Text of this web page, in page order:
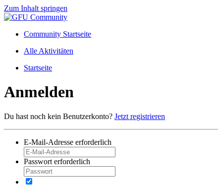
Zum Inhalt springen
Community Startseite
Alle Aktivitäten
Startseite
Anmelden
Du hast noch kein Benutzerkonto? Jetzt registrieren
E-Mail-Adresse erforderlich
Passwort erforderlich